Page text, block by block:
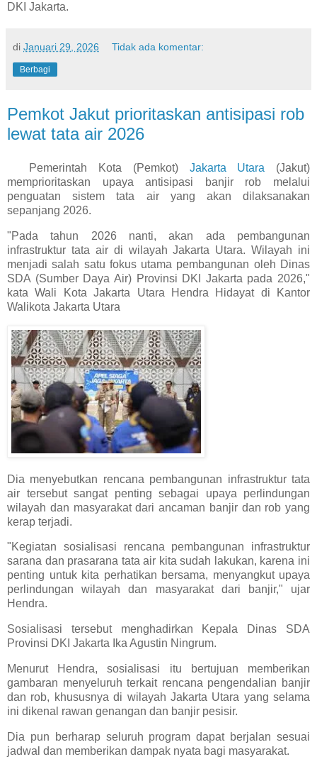
DKI Jakarta.
di Januari 29, 2026 Tidak ada komentar:
Berbagi
Pemkot Jakut prioritaskan antisipasi rob
lewat tata air 2026
Pemerintah Kota (Pemkot) Jakarta Utara (Jakut)
memprioritaskan upaya antisipasi banjir rob melalui
penguatan sistem tata air yang akan dilaksanakan
sepanjang 2026.
"Pada tahun 2026 nanti, akan ada pembangunan
infrastruktur tata air di wilayah Jakarta Utara. Wilayah ini
menjadi salah satu fokus utama pembangunan oleh Dinas
SDA (Sumber Daya Air) Provinsi DKI Jakarta pada 2026,"
kata Wali Kota Jakarta Utara Hendra Hidayat di Kantor
Walikota Jakarta Utara
Dia menyebutkan rencana pembangunan infrastruktur tata
air tersebut sangat penting sebagai upaya perlindungan
wilayah dan masyarakat dari ancaman banjir dan rob yang
kerap terjadi.
"Kegiatan sosialisasi rencana pembangunan infrastruktur
sarana dan prasarana tata air kita sudah lakukan, karena ini
penting untuk kita perhatikan bersama, menyangkut upaya
perlindungan wilayah dan masyarakat dari banjir," ujar
Hendra.
Sosialisasi tersebut menghadirkan Kepala Dinas SDA
Provinsi DKI Jakarta Ika Agustin Ningrum.
Menurut Hendra, sosialisasi itu bertujuan memberikan
gambaran menyeluruh terkait rencana pengendalian banjir
dan rob, khususnya di wilayah Jakarta Utara yang selama
ini dikenal rawan genangan dan banjir pesisir.
Dia pun berharap seluruh program dapat berjalan sesuai
jadwal dan memberikan dampak nyata bagi masyarakat.